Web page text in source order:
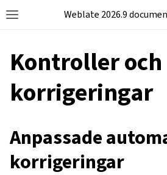
Weblate 2026.9
Kontroller och
korrigeringar
Anpassade
korrigeringar